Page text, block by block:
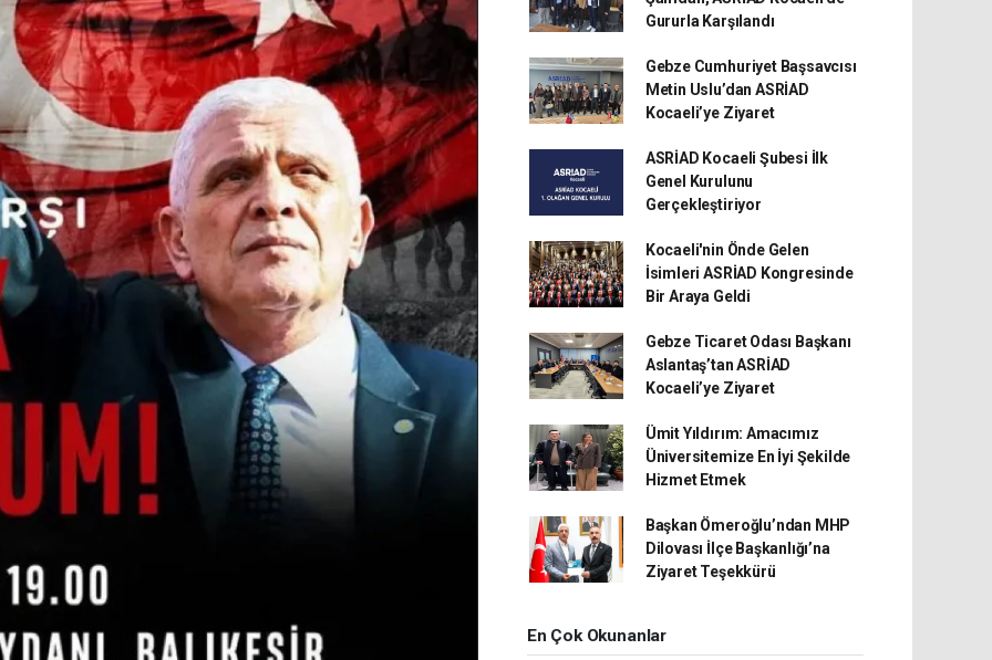
Gururla Karşılandı
Gebze Cumhuriyet Başsavcısı
Metin Uslu’dan ASRİAD
Kocaeli’ye Ziyaret
ASRİAD Kocaeli Şubesi İlk
Genel Kurulunu
Gerçekleştiriyor
Kocaeli'nin Önde Gelen
İsimleri ASRİAD Kongresinde
Bir Araya Geldi
Gebze Ticaret Odası Başkanı
Aslantaş’tan ASRİAD
Kocaeli’ye Ziyaret
Ümit Yıldırım: Amacımız
Üniversitemize En İyi Şekilde
Hizmet Etmek
Başkan Ömeroğlu’ndan MHP
Dilovası İlçe Başkanlığı’na
Ziyaret Teşekkürü
En Çok Okunanlar